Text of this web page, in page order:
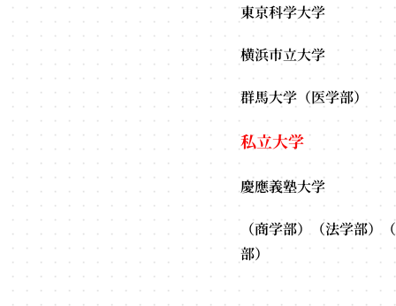
東京科学大学
横浜市立大学
群馬大学（医学部）
私立大学
慶應義塾大学
（商学部） （法学部）